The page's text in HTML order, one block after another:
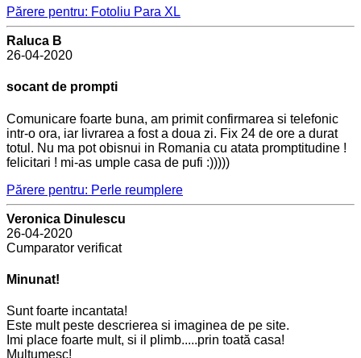
Părere pentru: Fotoliu Para XL
Raluca B
26-04-2020
socant de prompti
Comunicare foarte buna, am primit confirmarea si telefonic
intr-o ora, iar livrarea a fost a doua zi. Fix 24 de ore a durat
totul. Nu ma pot obisnui in Romania cu atata promptitudine !
felicitari ! mi-as umple casa de pufi :)))))
Părere pentru: Perle reumplere
Veronica Dinulescu
26-04-2020
Cumparator verificat
Minunat!
Sunt foarte incantata!
Este mult peste descrierea si imaginea de pe site.
Imi place foarte mult, si il plimb.....prin toată casa!
Multumesc!